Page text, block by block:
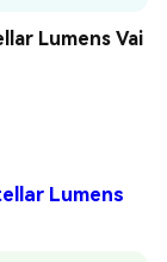
Lumens Vai
Lumens